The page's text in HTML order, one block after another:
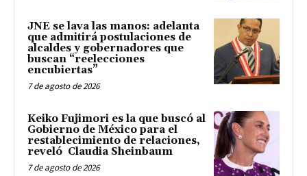
JNE se lava las manos: adelanta
que admitirá postulaciones de
alcaldes y gobernadores que
buscan “reelecciones
encubiertas”
7 de agosto de 2026
Keiko Fujimori es la que buscó al
Gobierno de México para el
restablecimiento de relaciones,
reveló Claudia Sheinbaum
7 de agosto de 2026